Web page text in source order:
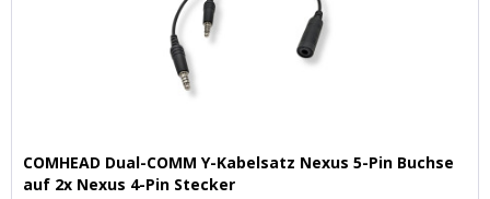
COMHEAD Dual-COMM Y-Kabelsatz Nexus 5-Pin Buchse
auf 2x Nexus 4-Pin Stecker